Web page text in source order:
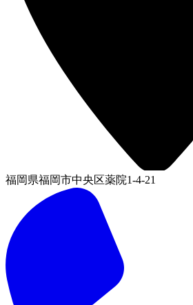
福岡県福岡市中央区薬院1-4-21